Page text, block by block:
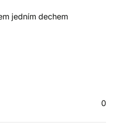
jedním dechem
0